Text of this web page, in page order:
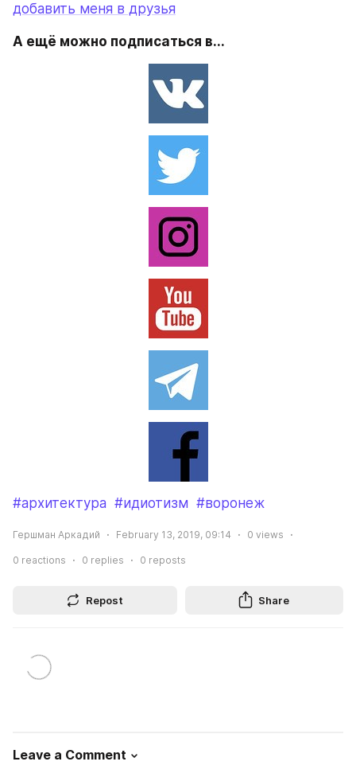
добавить меня в друзья
А ещё можно подписаться в...
#архитектура #идиотизм #воронеж
Гершман Аркадий February 13, 2019, 09:14 0 views
0 reactions 0 replies 0 reposts
Repost Share
Leave a Comment